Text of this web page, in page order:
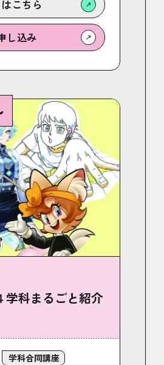
こちら
し込み
学科まるごと紹介
学科合同講座